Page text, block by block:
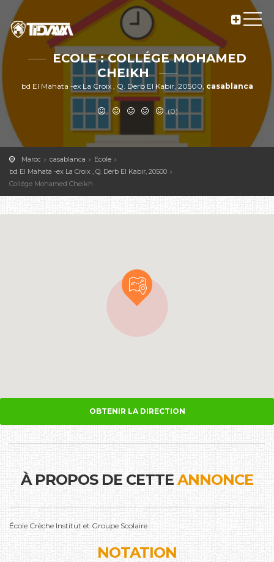
ECOLE : COLLÉGE MOHAMED
CHEIKH
bd El Mahata -ex La Croix , Q. Derb El Kabir, 20500, casablanca
(0)
Maroc casablanca
Ecole
bd El Mahata -ex La Croix , Q. Derb El Kabir, 20500
Collége Mohamed Cheikh
OBTENIR LA DIRECTION
À PROPOS DE CETTEANNONCE
École Crèche Institut et Groupe Scolaire
NOTATION